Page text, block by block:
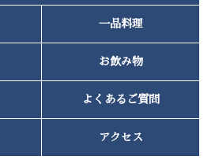
2022年9月(1)
2022年6月(1)
2022年3月(1)
一品料理
お飲み物
よくあるご質問
アクセス